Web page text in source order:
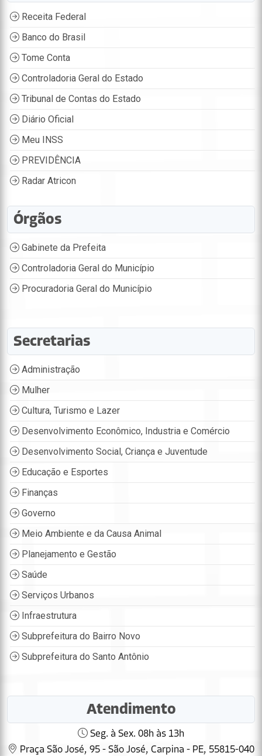
Receita Federal
Banco do Brasil
Tome Conta
Controladoria Geral do Estado
Tribunal de Contas do Estado
Diário Oficial
Meu INSS
PREVIDÊNCIA
Radar Atricon
Órgãos
Gabinete da Prefeita
Controladoria Geral do Município
Procuradoria Geral do Município
Secretarias
Administração
Mulher
Cultura, Turismo e Lazer
Desenvolvimento Econômico, Industria e Comércio
Desenvolvimento Social, Criança e Juventude
Educação e Esportes
Finanças
Governo
Meio Ambiente e da Causa Animal
Planejamento e Gestão
Saúde
Serviços Urbanos
Infraestrutura
Subprefeitura do Bairro Novo
Subprefeitura do Santo Antônio
Atendimento
Seg. à Sex. 08h às 13h
Praça São José, 95 - São José, Carpina - PE, 55815-040